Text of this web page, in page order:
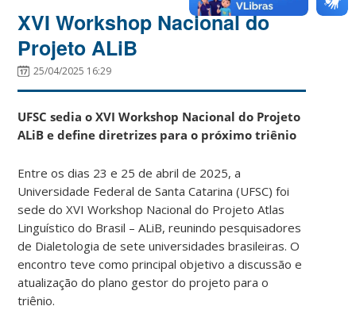
XVI Workshop Nacional do
Projeto ALiB
25/04/2025 16:29
UFSC sedia o XVI Workshop Nacional do Projeto
ALiB e define diretrizes para o próximo triênio
Entre os dias 23 e 25 de abril de 2025, a
Universidade Federal de Santa Catarina (UFSC) foi
sede do XVI Workshop Nacional do Projeto Atlas
Linguístico do Brasil – ALiB, reunindo pesquisadores
de Dialetologia de sete universidades brasileiras. O
encontro teve como principal objetivo a discussão e
atualização do plano gestor do projeto para o
triênio.